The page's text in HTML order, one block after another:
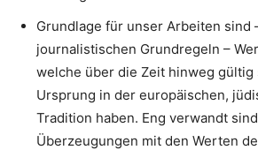
Grundlage für unser Arbeiten sind
journalistischen Grundregeln –
welche über die Zeit hinweg gültig
Ursprung in der europäischen,
Tradition haben. Eng verwandt
Überzeugungen mit den Werten